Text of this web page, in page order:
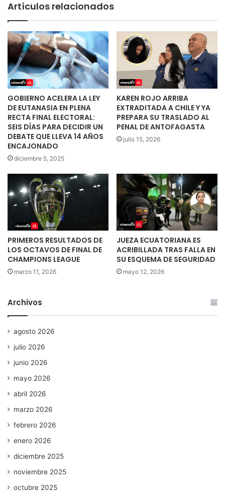
Artículos relacionados
GOBIERNO ACELERA LA LEY
DE EUTANASIA EN PLENA
RECTA FINAL ELECTORAL:
SEIS DÍAS PARA DECIDIR UN
DEBATE QUE LLEVA 14 AÑOS
ENCAJONADO
diciembre 5, 2025
KAREN ROJO ARRIBA
EXTRADITADA A CHILE Y YA
PREPARA SU TRASLADO AL
PENAL DE ANTOFAGASTA
julio 15, 2026
PRIMEROS RESULTADOS DE
LOS OCTAVOS DE FINAL DE
CHAMPIONS LEAGUE
marzo 11, 2026
JUEZA ECUATORIANA ES
ACRIBILLADA TRAS FALLA EN
SU ESQUEMA DE SEGURIDAD
mayo 12, 2026
Archivos
agosto 2026
julio 2026
junio 2026
mayo 2026
abril 2026
marzo 2026
febrero 2026
enero 2026
diciembre 2025
noviembre 2025
octubre 2025